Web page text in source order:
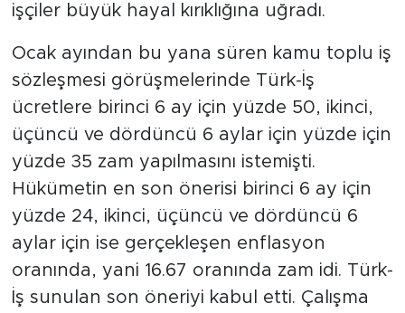
işçiler büyük hayal kırıklığına uğradı.
Ocak ayından bu yana süren kamu toplu iş
sözleşmesi görüşmelerinde Türk-İş
ücretlere birinci 6 ay için yüzde 50, ikinci,
üçüncü ve dördüncü 6 aylar için yüzde için
yüzde 35 zam yapılmasını istemişti.
Hükümetin en son önerisi birinci 6 ay için
yüzde 24, ikinci, üçüncü ve dördüncü 6
aylar için ise gerçekleşen enflasyon
oranında, yani 16.67 oranında zam idi. Türk-
İş sunulan son öneriyi kabul etti. Çalışma